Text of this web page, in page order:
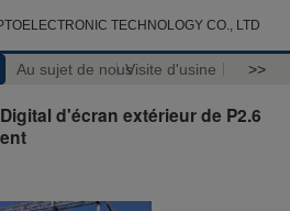
TECHNOLOGY CO., LTD
Au sujet de nousVisite d'usine >>
d'écran extérieur de P2.6